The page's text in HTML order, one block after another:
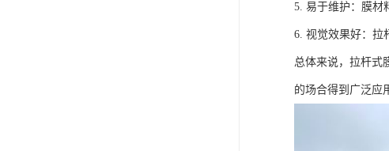
5. 易于维护：膜材
6. 视觉效果好：拉
总体来说，拉杆式
的场合得到广泛应